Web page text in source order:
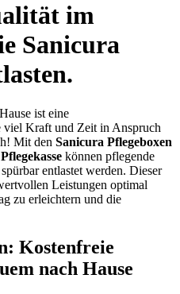
im
Sanicura
ist eine
Kraft und Zeit in Anspruch
Mit den Sanicura Pflegeboxen
können pflegende
entlastet werden. Dieser
Leistungen optimal
zu erleichtern und die
Kostenfreie
nach Hause